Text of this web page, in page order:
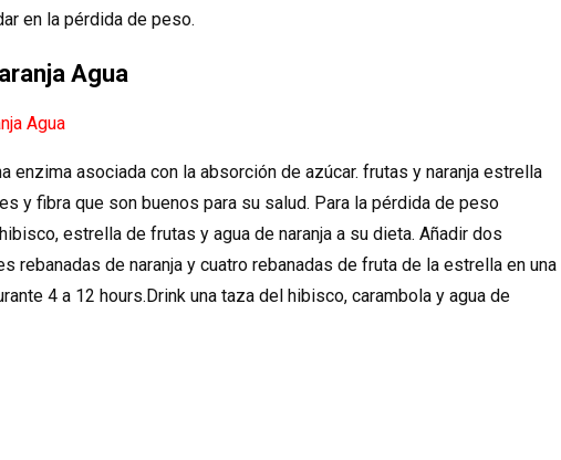
en la pérdida de peso.
Agua
enzima asociada con la absorción de azúcar. frutas y naranja estrella
y fibra que son buenos para su salud. Para la pérdida de peso
estrella de frutas y agua de naranja a su dieta. Añadir dos
rebanadas de naranja y cuatro rebanadas de fruta de la estrella en una
4 a 12 hours.Drink una taza del hibisco, carambola y agua de